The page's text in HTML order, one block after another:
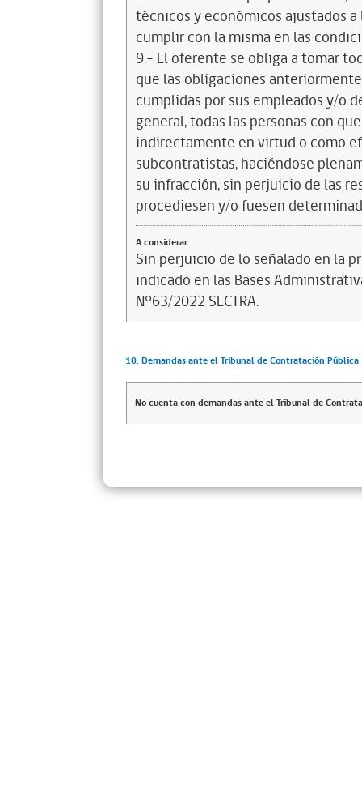
técnicos y económicos ajustados
cumplir con la misma en las
9.- El oferente se obliga a tomar
que las obligaciones
cumplidas por sus empleados y/o
general, todas las personas con
indirectamente en virtud o como
subcontratistas, haciéndose
su infracción, sin perjuicio de las
procediesen y/o fuesen
A considerar
Sin perjuicio de lo señalado en la
indicado en las Bases
N°63/2022 SECTRA.
10. Demandas ante el Tribunal de Contratación Pública
No cuenta con demandas ante el Tribunal de